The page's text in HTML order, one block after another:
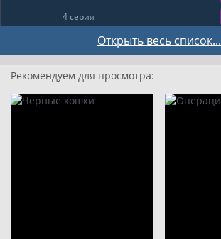
Открыть весь список...
4 серия
7 серия
8 серия
Рекомендуем для просмотра: